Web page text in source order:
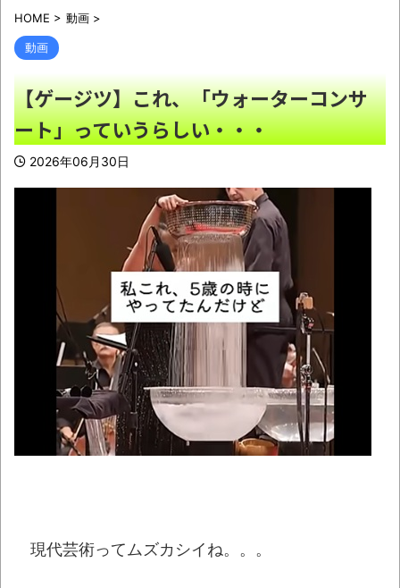
ご飯食べて嫁にマジでキレられた結果ｗｗｗ
NEW!
新 ボタン廃止でTシャツ素材ｗｗｗNEW!
元れいわ新選組代表・山本太郎さん、現在
の様子がこちらｗｗｗｗｗNEW!
【人口激変】日本人が減り「外国人が増え
た」自治体ランキング、1位大阪市 2位横浜市 3
位名古屋市 4位京都市 5位川口市 日本人の不
安高まるNEW!
38歳女ですが結婚する気全くないんだよね
wwwNEW!
【九州名物】鶏刺し食べた医師、全身麻痺
へ「死んだほうが良かった」 NEW!
【悲報】「果糖」が「がん転移」を促すと
HOME > 動画 >
動画
【ゲージツ】これ、「ウォーターコンサ
ート」っていうらしい・・・
2026年06月30日
現代芸術ってムズカシイね。。。